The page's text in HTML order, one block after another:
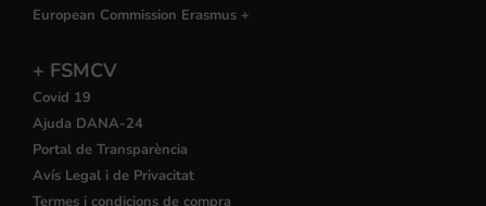
European Commission Erasmus +
+ FSMCV
Covid 19
Ajuda DANA-24
Portal de Transparència
Avís Legal i de Privacitat
Termes i condicions de compra